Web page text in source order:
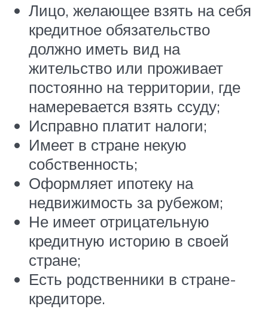
Лицо, желающее взять на себя
кредитное обязательство
должно иметь вид на
жительство или проживает
постоянно на территории, где
намеревается взять ссуду;
Исправно платит налоги;
Имеет в стране некую
собственность;
Оформляет ипотеку на
недвижимость за рубежом;
Не имеет отрицательную
кредитную историю в своей
стране;
Есть родственники в стране-
кредиторе.